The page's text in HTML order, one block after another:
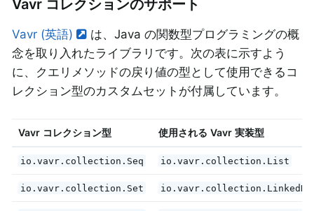
Vavr コレクションのサポート
Vavr (英語)
は、Java の関数型プログラミングの概
念を取り入れたライブラリです。次の表に示すよう
に、クエリメソッドの戻り値の型として使用できるコ
レクション型のカスタムセットが付属しています。
Vavr コレクション型 使用される Vavr 実装型
io.vavr.collection.Seq io.vavr.collection.List
io.vavr.collection.Set